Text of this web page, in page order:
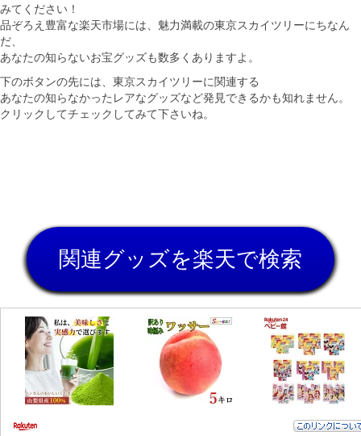
みてください！
品ぞろえ豊富な楽天市場には、魅力満載の東京スカイツリーにちなん
だ、
あなたの知らないお宝グッズも数多くありますよ。
下のボタンの先には、東京スカイツリーに関連する
あなたの知らなかったレアなグッズなど発見できるかも知れません。
クリックしてチェックしてみて下さいね。
関連グッズを楽天で検索